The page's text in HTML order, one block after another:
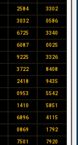
2584 3302
3032 0586
6725 3340
6087 0025
9225 3326
3722 8408
2418 9435
0953 5542
1410 5851
6896 4115
0869 1792
7501 7920